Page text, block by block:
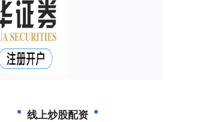
线上炒股配资